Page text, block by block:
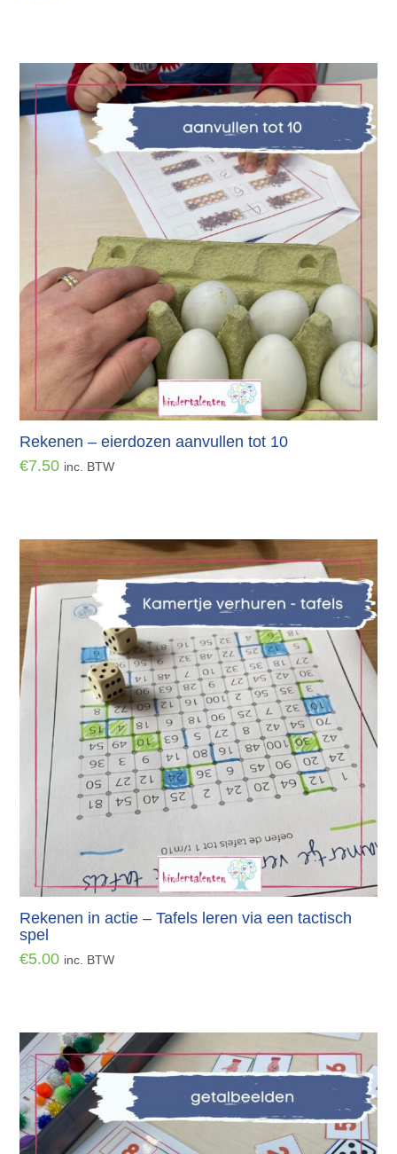
Rekenen – eierdozen aanvullen tot 10
€7.50 inc. BTW
Rekenen in actie – Tafels leren via een tactisch
spel
€5.00 inc. BTW